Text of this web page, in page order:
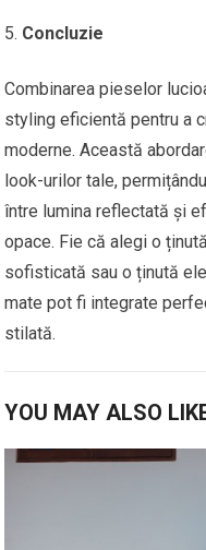
Concluzie
Combinarea pieselor
styling eficientă pentru a
moderne. Această
look-urilor tale,
între lumina reflectată și
opace. Fie că alegi o
sofisticată sau o ținută
mate pot fi integrate
stilată.
YOU MAY ALSO